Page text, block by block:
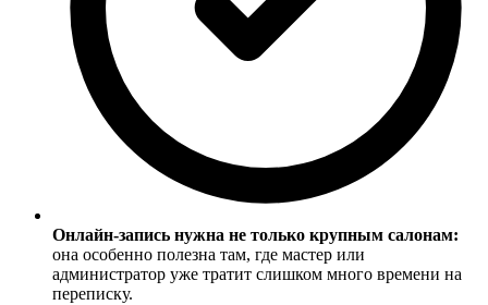
Онлайн-запись нужна не только крупным салонам:
она особенно полезна там, где мастер или
администратор уже тратит слишком много времени на
переписку.